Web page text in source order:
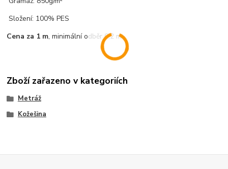
Složení: 100% PES
Cena za 1 m, minimální odběr 0,2 m.
Zboží zařazeno v kategoriích
Metráž
Kožešina